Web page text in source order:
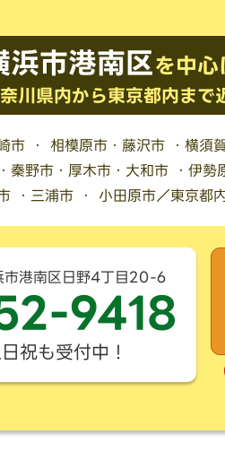
浜市港南区を中心
川県内から東京都内まで
市 ・ 相模原市・藤沢市 ・横須
秦野市・厚木市・大和市 ・伊
・三浦市 ・ 小田原市／東京都
港南区日野4丁目20-6
9418
祝も受付中！